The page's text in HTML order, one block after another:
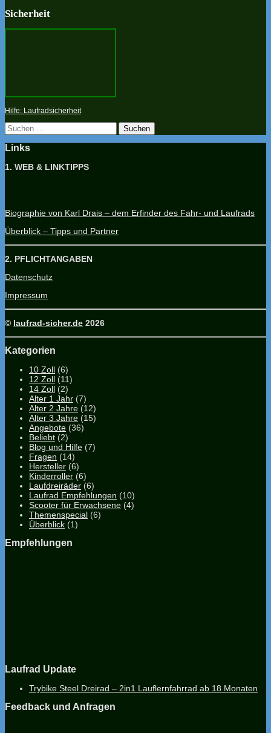
Sicherheit
Hilfe: Laufradsicherheit
Suchen
nach:
Links
1. WEB & LINKTIPPS
Biographie von Karl Drais – dem Erfinder des Fahr- und Laufrads
Überblick – Tipps und Partner
2. PFLICHTANGABEN
Datenschutz
Impressum
© laufrad-sicher.de 2026
Kategorien
10 Zoll (6)
12 Zoll (11)
14 Zoll (2)
Alter 1 Jahr (7)
Alter 2 Jahre (12)
Alter 3 Jahre (15)
Angebote (36)
Beliebt (2)
Blog und Hilfe (7)
Fragen (14)
Hersteller (6)
Kinderroller (6)
Laufdreiräder (6)
Laufrad Empfehlungen (10)
Scooter für Erwachsene (4)
Themenspecial (6)
Überblick (1)
Empfehlungen
Laufrad Update
Trybike Steel Dreirad – 2in1 Lauflernfahrrad ab 18 Monaten
Feedback und Anfragen